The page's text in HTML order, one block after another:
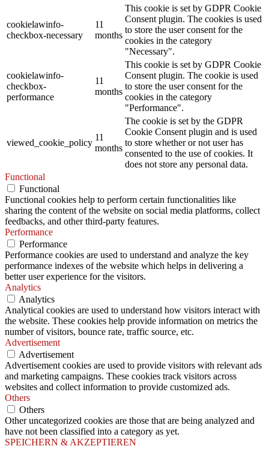
cookielawinfo-
checkbox-necessary
11
months
This cookie is set by GDPR Cookie
Consent plugin. The cookies is used
to store the user consent for the
cookies in the category
"Necessary".
cookielawinfo-
checkbox-
performance
11
months
This cookie is set by GDPR Cookie
Consent plugin. The cookie is used
to store the user consent for the
cookies in the category
"Performance".
viewed_cookie_policy
11
months
The cookie is set by the GDPR
Cookie Consent plugin and is used
to store whether or not user has
consented to the use of cookies. It
does not store any personal data.
Functional
Functional
Functional cookies help to perform certain functionalities like
sharing the content of the website on social media platforms, collect
feedbacks, and other third-party features.
Performance
Performance
Performance cookies are used to understand and analyze the key
performance indexes of the website which helps in delivering a
better user experience for the visitors.
Analytics
Analytics
Analytical cookies are used to understand how visitors interact with
the website. These cookies help provide information on metrics the
number of visitors, bounce rate, traffic source, etc.
Advertisement
Advertisement
Advertisement cookies are used to provide visitors with relevant ads
and marketing campaigns. These cookies track visitors across
websites and collect information to provide customized ads.
Others
Others
Other uncategorized cookies are those that are being analyzed and
have not been classified into a category as yet.
SPEICHERN & AKZEPTIEREN